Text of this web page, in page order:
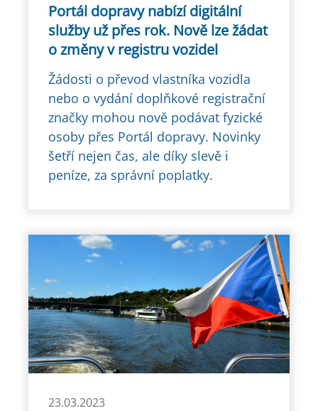
Portál dopravy nabízí digitální
služby už přes rok. Nově lze žádat
o změny v registru vozidel
Žádosti o převod vlastníka vozidla
nebo o vydání doplňkové registrační
značky mohou nově podávat fyzické
osoby přes Portál dopravy. Novinky
šetří nejen čas, ale díky slevě i
peníze, za správní poplatky.
23.03.2023